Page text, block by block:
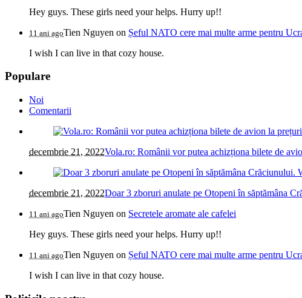
Hey guys. These girls need your helps. Hurry up!!
11 ani agoTien Nguyen on Șeful NATO cere mai multe arme pentru
I wish I can live in that cozy house.
Populare
Noi
Comentarii
decembrie 21, 2022Vola.ro: Românii vor putea achizționa bilete de
decembrie 21, 2022Doar 3 zboruri anulate pe Otopeni în săptămâna
11 ani agoTien Nguyen on Secretele aromate ale cafelei
Hey guys. These girls need your helps. Hurry up!!
11 ani agoTien Nguyen on Șeful NATO cere mai multe arme pentru
I wish I can live in that cozy house.